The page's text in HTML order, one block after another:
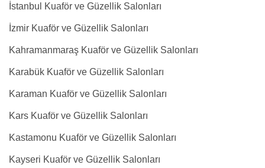
İstanbul Kuaför ve Güzellik Salonları
İzmir Kuaför ve Güzellik Salonları
Kahramanmaraş Kuaför ve Güzellik Salonları
Karabük Kuaför ve Güzellik Salonları
Karaman Kuaför ve Güzellik Salonları
Kars Kuaför ve Güzellik Salonları
Kastamonu Kuaför ve Güzellik Salonları
Kayseri Kuaför ve Güzellik Salonları